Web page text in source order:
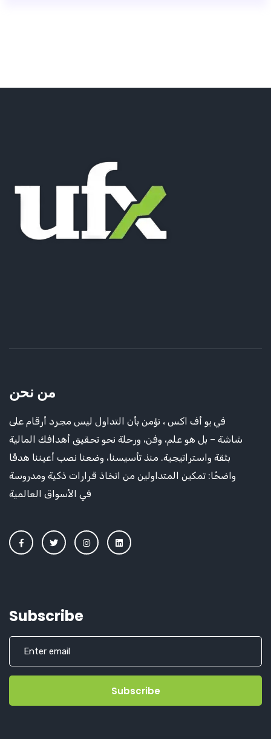
من نحن
في يو أف اكس ، نؤمن بأن التداول ليس مجرد أرقام على
شاشة – بل هو علم، وفن، ورحلة نحو تحقيق أهدافك المالية
بثقة واستراتيجية. منذ تأسيسنا، وضعنا نصب أعيننا هدفًا
واضحًا: تمكين المتداولين من اتخاذ قرارات ذكية ومدروسة
في الأسواق العالمية
Subscribe